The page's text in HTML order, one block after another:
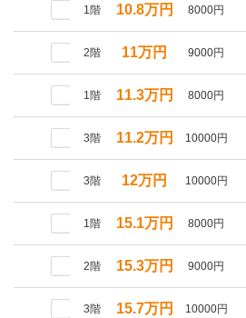
1階 10.8万円 8000円
2階 11万円 9000円
1階 11.3万円 8000円
3階 11.2万円 10000円
3階 12万円 10000円
1階 15.1万円 8000円
2階 15.3万円 9000円
3階 15.7万円 10000円